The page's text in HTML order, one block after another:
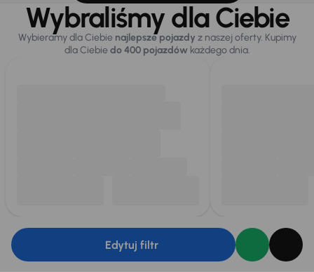
Wybraliśmy dla Ciebie
Wybieramy dla Ciebie najlepsze pojazdy z naszej oferty. Kupimy
dla Ciebiedo 400 pojazdówkażdego dnia.
Edytuj filtr